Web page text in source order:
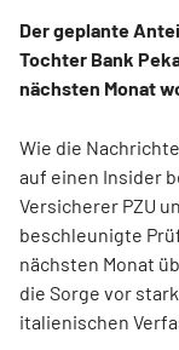
Der geplante
Tochter Bank
nächsten Monat
Wie die
auf einen Insider
Versicherer PZU
beschleunigte
nächsten Monat
die Sorge vor
italienischen